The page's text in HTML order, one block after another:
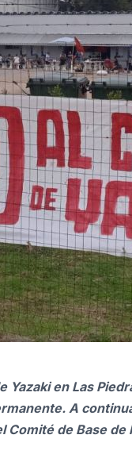
Yazaki en Las
A
de Base